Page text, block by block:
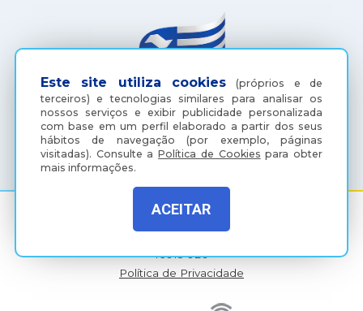
Este site utiliza cookies (próprios e de
terceiros) e tecnologias similares para analisar os
nossos serviços e exibir publicidade personalizada
com base em um perfil elaborado a partir dos seus
hábitos de navegação (por exemplo, páginas
visitadas). Consulte aPolítica de Cookies para obter
mais informações.
ACEITAR
(18) 3607-6500
16015-920
Política de Privacidade